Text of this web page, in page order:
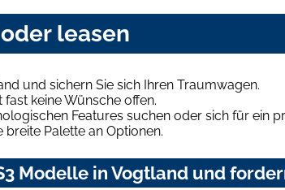
leasen
und sichern Sie sich Ihren Traumwagen.
keine Wünsche offen.
Features suchen oder sich für ein
Palette an Optionen.
Modelle in Vogtland und